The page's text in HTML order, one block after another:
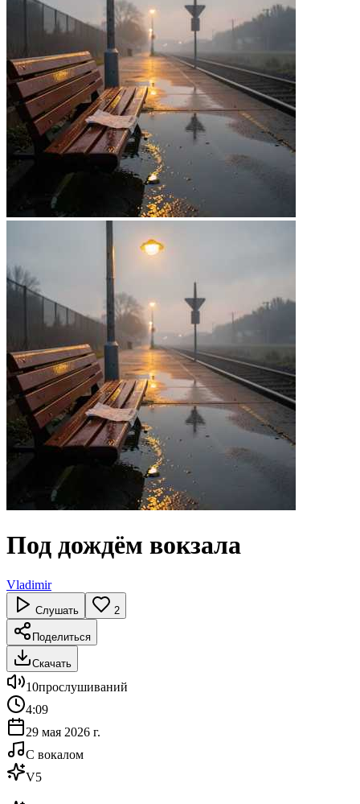
Под дождём вокзала
Vladimir
Слушать 2
Поделиться
Скачать
10прослушиваний
4:09
29 мая 2026 г.
С вокалом
V5